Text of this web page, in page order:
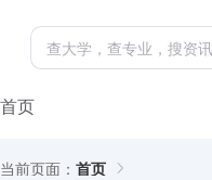
首页
当前页面： 首页